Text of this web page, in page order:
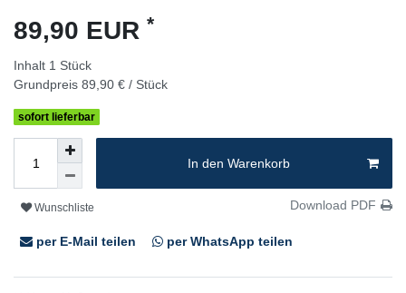
89,90 EUR *
Inhalt 1 Stück
Grundpreis 89,90 € / Stück
sofort lieferbar
In den Warenkorb
Wunschliste Download PDF
per E-Mail teilen per WhatsApp teilen